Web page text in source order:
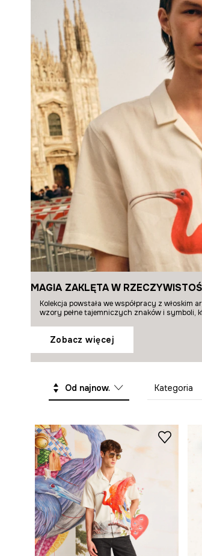
MAGIA ZAKLĘTA W
Kolekcja powstała we współpracy z
wzory pełne tajemniczych znaków i symboli,
Zobacz więcej
Od najnowszych Kategoria